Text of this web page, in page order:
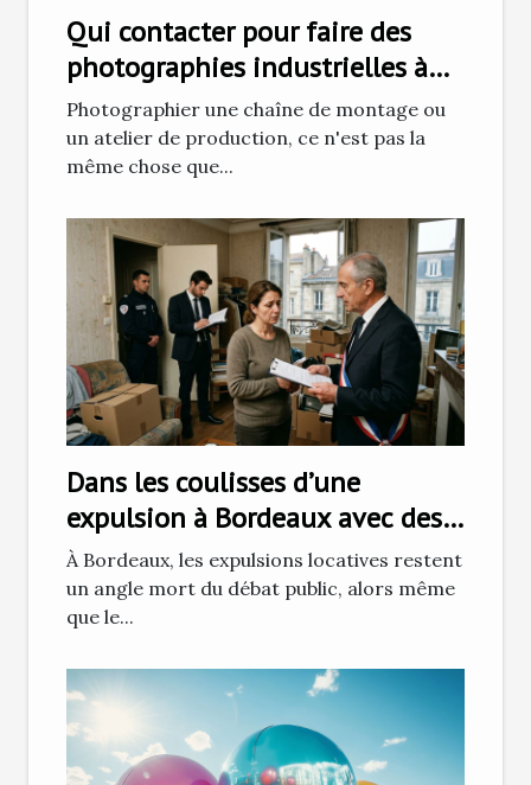
Qui contacter pour faire des
photographies industrielles à
Grenoble ?
Photographier une chaîne de montage ou
un atelier de production, ce n'est pas la
même chose que...
Dans les coulisses d’une
expulsion à Bordeaux avec des
huissiers de justice
À Bordeaux, les expulsions locatives restent
un angle mort du débat public, alors même
que le...